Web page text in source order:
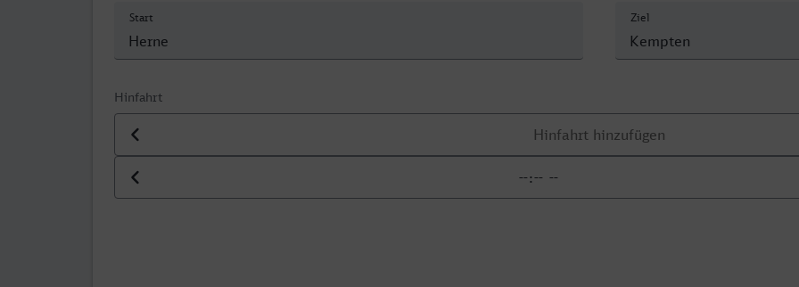
Start Ziel
Hinfahrt
Datum der Hinfahrt
Uhrzeit der Hinfahrt